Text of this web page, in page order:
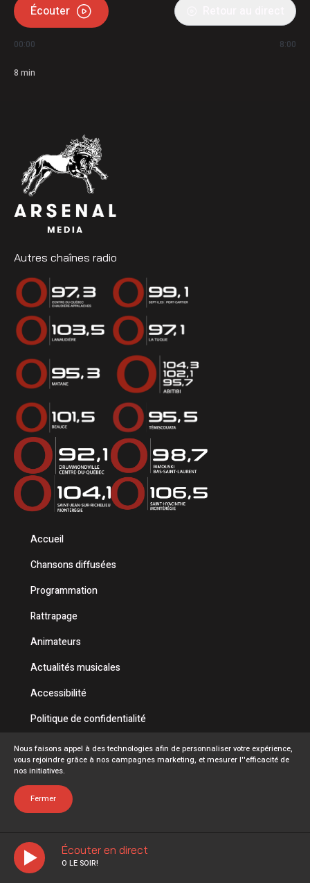
Écouter en direct
O LE SOIR!
Écouter
00:00 8:00
8 min
Autres chaînes radio
Accueil
Chansons diffusées
Programmation
Rattrapage
Animateurs
Actualités musicales
Accessibilité
Politique de confidentialité
Conditions d'utilisation
FAQ
Emplois
Nous faisons appel à des technologies afin de personnaliser votre expérience,
vous rejoindre grâce à nos campagnes marketing, et mesurer l''efficacité de
nos initiatives.
Fermer